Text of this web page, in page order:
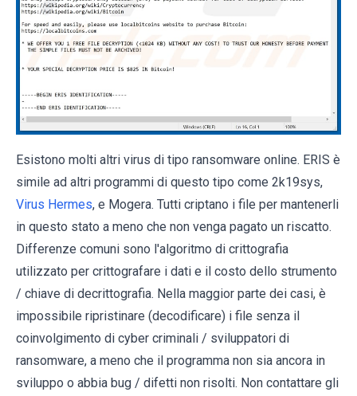
Esistono molti altri virus di tipo ransomware online. ERIS è
simile ad altri programmi di questo tipo come 2k19sys,
Virus Hermes, e Mogera. Tutti criptano i file per mantenerli
in questo stato a meno che non venga pagato un riscatto.
Differenze comuni sono l'algoritmo di crittografia
utilizzato per crittografare i dati e il costo dello strumento
/ chiave di decrittografia. Nella maggior parte dei casi, è
impossibile ripristinare (decodificare) i file senza il
coinvolgimento di cyber criminali / sviluppatori di
ransomware, a meno che il programma non sia ancora in
sviluppo o abbia bug / difetti non risolti. Non contattare gli